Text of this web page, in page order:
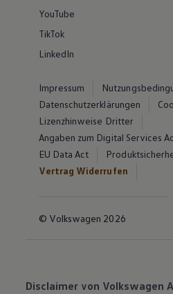
YouTube
TikTok
LinkedIn
Impressum
Datenschutzerklärungen
Lizenzhinweise Dritter
Angaben zum Digital Services
EU Data Act
Vertrag Widerrufen
© Volkswagen 2026
Disclaimer von Volkswagen